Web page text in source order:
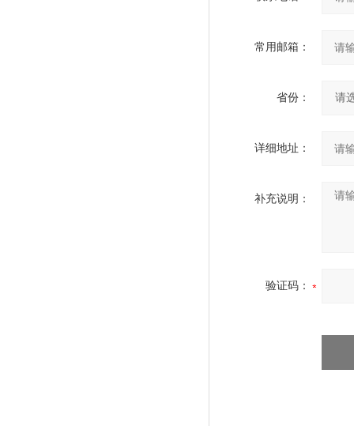
常用邮箱：
省份：
详细地址：
补充说明：
验证码：